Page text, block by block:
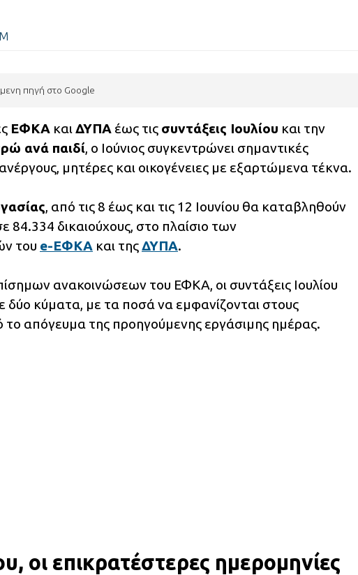
πηγή στο Google
ΕΦΚΑ καιΔΥΠΑ έως τις συντάξεις Ιουλίου και την
ανά παιδί, ο Ιούνιος συγκεντρώνει σημαντικές
μητέρες και οικογένειες με εξαρτώμενα τέκνα.
, από τις 8 έως και τις 12 Ιουνίου θα καταβληθούν
84.334 δικαιούχους, στο πλαίσιο των
του e-ΕΦΚΑ και τηςΔΥΠΑ.
ανακοινώσεων του ΕΦΚΑ, οι συντάξεις Ιουλίου
δύο κύματα, με τα ποσά να εμφανίζονται στους
το απόγευμα της προηγούμενης εργάσιμης ημέρας.
οι επικρατέστερες ημερομηνίες